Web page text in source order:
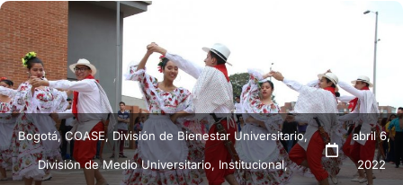
Bogotá,COASE,División de Bienestar Universitario,
División de Medio Universitario, Institucional,
abril 6,
2022